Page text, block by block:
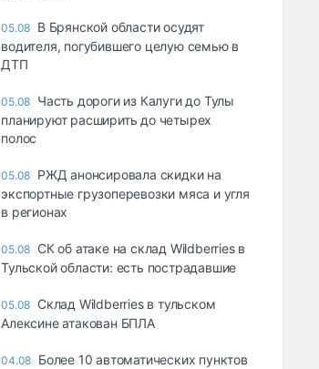
05.08 В Брянской области осудят
водителя, погубившего целую семью в
ДТП
05.08 Часть дороги из Калуги до Тулы
планируют расширить до четырех
полос
05.08 РЖД анонсировала скидки на
экспортные грузоперевозки мяса и угля
в регионах
05.08 СК об атаке на склад Wildberries в
Тульской области: есть пострадавшие
05.08 Склад Wildberries в тульском
Алексине атакован БПЛА
04.08 Более 10 автоматических пунктов